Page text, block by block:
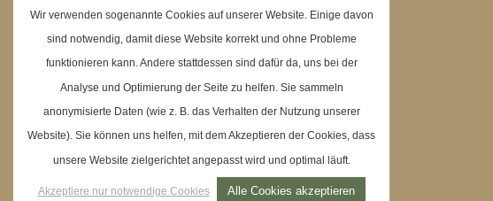
Wir verwenden sogenannte Cookies auf unserer Website. Einige davon
sind notwendig, damit diese Website korrekt und ohne Probleme
funktionieren kann. Andere stattdessen sind dafür da, uns bei der
Analyse und Optimierung der Seite zu helfen. Sie sammeln
anonymisierte Daten (wie z. B. das Verhalten der Nutzung unserer
Website). Sie können uns helfen, mit dem Akzeptieren der Cookies, dass
unsere Website zielgerichtet angepasst wird und optimal läuft.
Akzeptiere nur notwendige Cookies Alle Cookies akzeptieren